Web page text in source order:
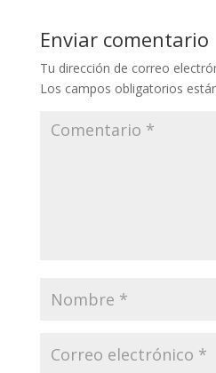
Enviar comentario
Tu dirección de correo
Los campos obligatorios